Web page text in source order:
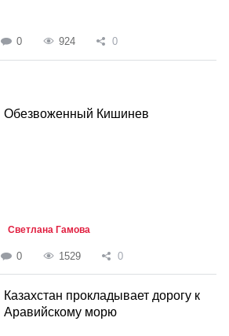
0 924 0
Обезвоженный Кишинев
Светлана Гамова
0 1529 0
Казахстан прокладывает дорогу к
Аравийскому морю